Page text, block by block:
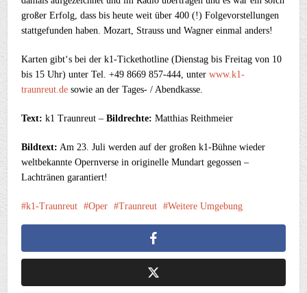
großer Erfolg, dass bis heute weit über 400 (!) Folgevorstellungen
stattgefunden haben. Mozart, Strauss und Wagner einmal anders!
Karten gibt‘s bei der k1-Tickethotline (Dienstag bis Freitag von 10
bis 15 Uhr) unter Tel. +49 8669 857-444, unterwww.k1-
traunreut.de sowie an der Tages- / Abendkasse.
Text: k1 Traunreut – Bildrechte: Matthias Reithmeier
Bildtext: Am 23. Juli werden auf der großen k1-Bühne wieder
weltbekannte Opernverse in originelle Mundart gegossen –
Lachtränen garantiert!
k1-Traunreut Oper Traunreut Weitere Umgebung